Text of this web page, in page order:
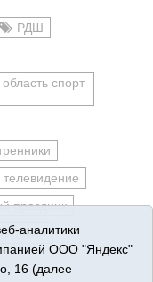
РДШ
спорт
праздник
аналитики
ООО "Яндекс"
16 (далее —